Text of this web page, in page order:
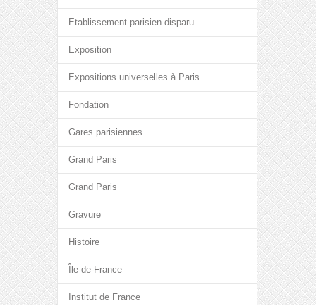
Etablissement parisien disparu
Exposition
Expositions universelles à Paris
Fondation
Gares parisiennes
Grand Paris
Grand Paris
Gravure
Histoire
Île-de-France
Institut de France